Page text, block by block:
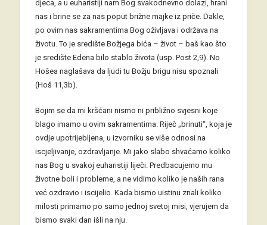
djeca, a u euharistiji nam Bog svakodnevno dolazi, hrani
nas i brine se za nas poput brižne majke iz priče. Dakle,
po ovim nas sakramentima Bog oživljava i održava na
životu. To je središte Božjega bića – život – baš kao što
je središte Edena bilo stablo života (usp. Post 2,9). No
Hošea naglašava da ljudi tu Božju brigu nisu spoznali
(Hoš 11,3b).
Bojim se da mi kršćani nismo ni približno svjesni koje
blago imamo u ovim sakramentima. Riječ „brinuti“, koja je
ovdje upotrijebljena, u izvorniku se više odnosi na
iscjeljivanje, ozdravljanje. Mi jako slabo shvaćamo koliko
nas Bog u svakoj euharistiji liječi. Predbacujemo mu
životne boli i probleme, a ne vidimo koliko je naših rana
već ozdravio i iscijelio. Kada bismo uistinu znali koliko
milosti primamo po samo jednoj svetoj misi, vjerujem da
bismo svaki dan išli na nju.